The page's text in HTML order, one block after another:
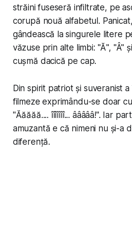
străini fuseseră infiltrate, pe
corupă nouă alfabetul.
gândească la singurele litere
văzuse prin alte limbi: "Ă", "Â"
cușmă dacică pe cap.
Din spirit patriot și suveranist
filmeze exprimându-se doar
"Ăăăăă.... îîîîîîî... âââââ!". Iar
amuzantă e că nimeni nu și-a
diferență.